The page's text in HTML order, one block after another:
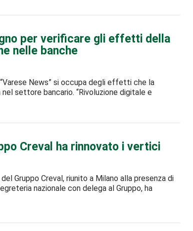
per verificare gli effetti della
nelle banche
“Varese News” si occupa degli effetti che la
settore bancario. “Rivoluzione digitale e
Creval ha rinnovato i vertici
Gruppo Creval, riunito a Milano alla presenza di
nazionale con delega al Gruppo, ha